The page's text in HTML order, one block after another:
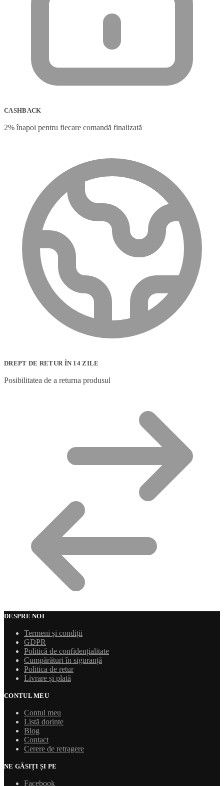
CASHBACK
2% înapoi pentru fiecare comandă finalizată
DREPT DE RETUR ÎN 14 ZILE
Posibilitatea de a returna produsul
DESPRE NOI
Termeni și condiții
GDPR
Politică de confidențialitate
Cumpărături în siguranță
Politica de retur
Livrare și plată
CONTUL MEU
Contul meu
Listă dorințe
Blog
Contact
Cerere de retragere
NE GĂSIȚI ȘI PE
Facebook